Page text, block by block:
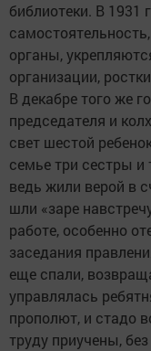
библиотеки. В 1931
органы,
организации,
В декабре того же
председателя и
свет шестой
семье три сестры и
ведь жили верой в
шли «заре
работе, особенно
заседания
еще спали,
управлялась
прополют, и стадо
труду приучены,